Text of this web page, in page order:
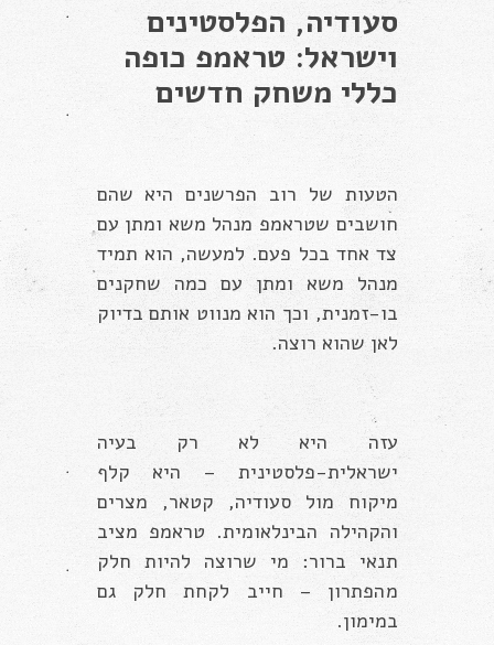
סעודיה, הפלסטינים
וישראל: טראמפ כופה
כללי משחק חדשים
הטעות של רוב הפרשנים היא שהם
חושבים שטראמפ מנהל משא ומתן עם
צד אחד בכל פעם. למעשה, הוא תמיד
מנהל משא ומתן עם כמה שחקנים
בו-זמנית, וכך הוא מנווט אותם בדיוק
לאן שהוא רוצה.
עזה היא לא רק בעיה
ישראלית-פלסטינית – היא קלף
מיקוח מול סעודיה, קטאר, מצרים
והקהילה הבינלאומית. טראמפ מציב
תנאי ברור: מי שרוצה להיות חלק
מהפתרון – חייב לקחת חלק גם
במימון.